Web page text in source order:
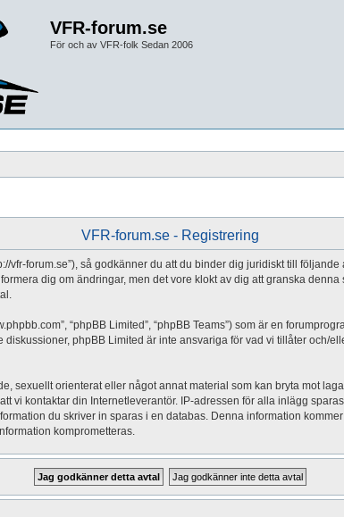
VFR-forum.se
För och av VFR-folk Sedan 2006
VFR-forum.se - Registrering
vfr-forum.se”), så godkänner du att du binder dig juridiskt till
dig om ändringar, men det vore klokt av dig att granska
“phpBB Limited”, “phpBB Teams”) som är en
diskussioner, phpBB Limited är inte ansvariga för vad vi tillåter och/
sexuellt orienterat eller något annat material som kan bryta mot
kontaktar din Internetleverantör. IP-adressen för alla inlägg
du skriver in sparas i en databas. Denna information
komprometteras.